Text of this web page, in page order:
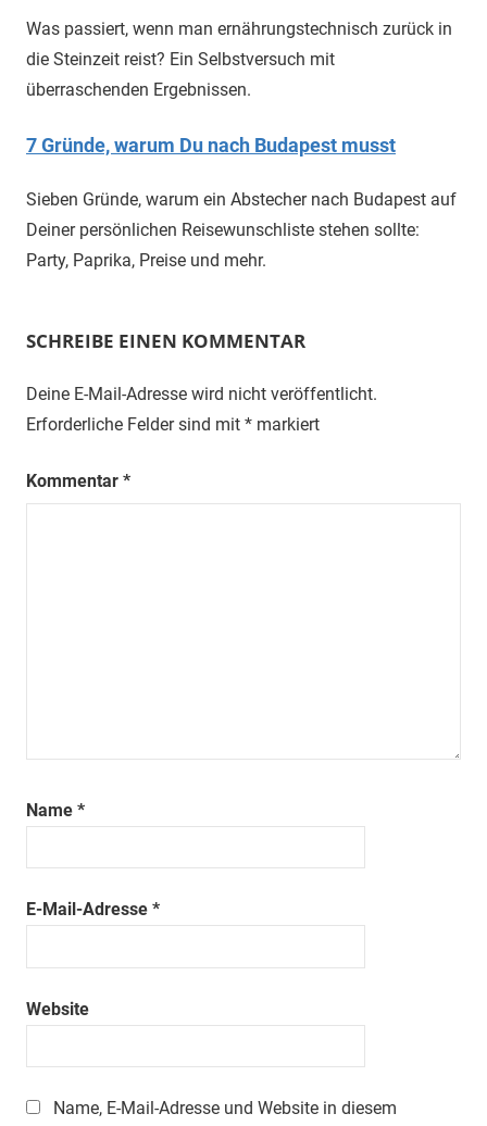
Was passiert, wenn man ernährungstechnisch zurück in
die Steinzeit reist? Ein Selbstversuch mit
überraschenden Ergebnissen.
7 Gründe, warum Du nach Budapest musst
Sieben Gründe, warum ein Abstecher nach Budapest auf
Deiner persönlichen Reisewunschliste stehen sollte:
Party, Paprika, Preise und mehr.
SCHREIBE EINEN KOMMENTAR
Deine E-Mail-Adresse wird nicht veröffentlicht.
Erforderliche Felder sind mit * markiert
Kommentar *
Name *
E-Mail-Adresse *
Website
Name, E-Mail-Adresse und Website in diesem